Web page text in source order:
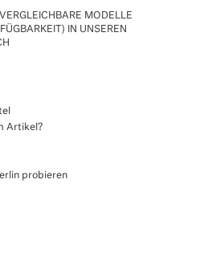
MODELLE
IN UNSEREN
Artikel?
probieren